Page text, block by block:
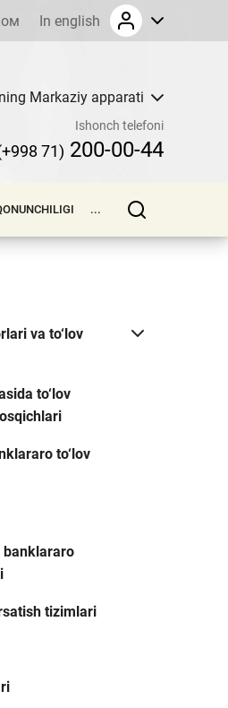
In english
Markaziy apparati
Ishonch telefoni
71) 200-00-44
...
va to‘lov
to‘lov
to‘lov
banklararo
tizimlari